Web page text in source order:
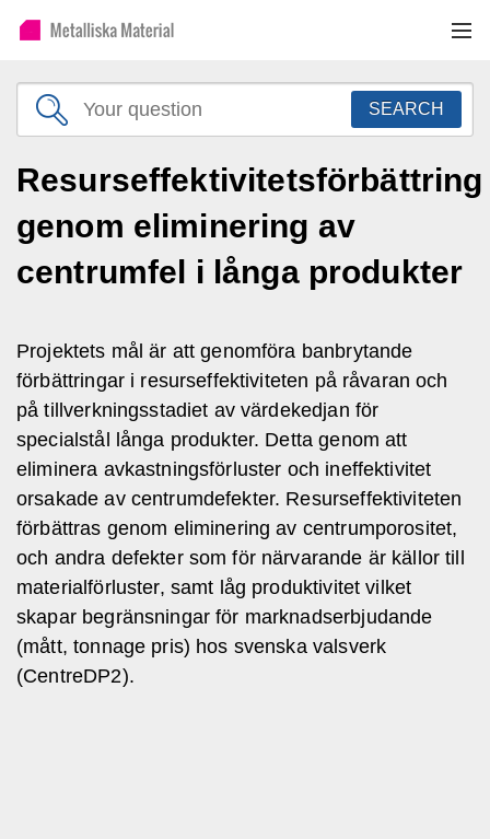
SEARCH
Resurseffektivitetsförbättring
genom eliminering av
centrumfel i långa produkter
Projektets mål är att genomföra banbrytande
förbättringar i resurseffektiviteten på råvaran och
på tillverkningsstadiet av värdekedjan för
specialstål långa produkter. Detta genom att
eliminera avkastningsförluster och ineffektivitet
orsakade av centrumdefekter. Resurseffektiviteten
förbättras genom eliminering av centrumporositet,
och andra defekter som för närvarande är källor till
materialförluster, samt låg produktivitet vilket
skapar begränsningar för marknadserbjudande
(mått, tonnage pris) hos svenska valsverk
(CentreDP2).